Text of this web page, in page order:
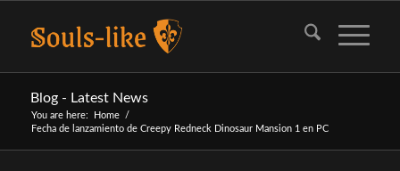
Blog - Latest News
You are here: Home
/
Fecha de lanzamiento de Creepy Redneck Dinosaur Mansion 1 en PC